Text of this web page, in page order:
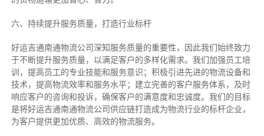
六、持续提升服务质量，打造行业标杆
好运吉通南通物流公司深知服务质量的重要性，因此我们始终致力
于不断提升服务质量，以满足客户的多样化需求。我们加强员工培
训，提高员工的专业技能和服务意识；积极引进先进的物流设备和
技术，提高物流效率和服务水平；建立完善的客户服务体系，及时
响应客户的咨询和投诉，确保客户的满意度和忠诚度。我们的目标
是将好运吉通南通物流公司供应链打造成为物流行业的标杆企业，
为客户提供更加优质、高效的物流服务。